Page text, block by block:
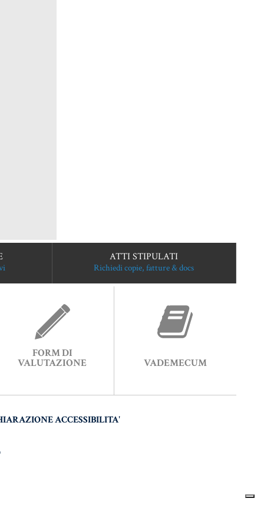
ATTI STIPULATI
Richiedi copie, fatture & docs
FORM DI
VALUTAZIONE VADEMECUM
ACCESSIBILITA'